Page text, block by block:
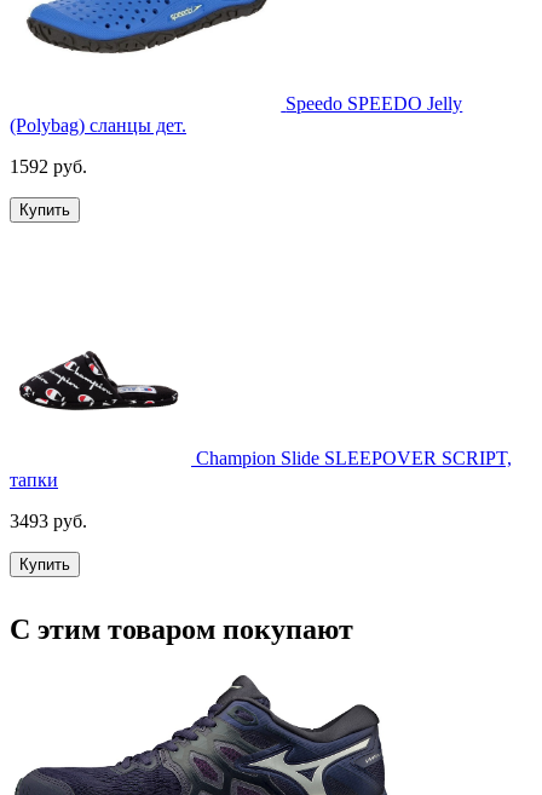
Speedo SPEEDO Jelly
(Polybag) сланцы дет.
1592 руб.
Купить
Champion Slide SLEEPOVER SCRIPT,
тапки
3493 руб.
Купить
С этим товаром покупают